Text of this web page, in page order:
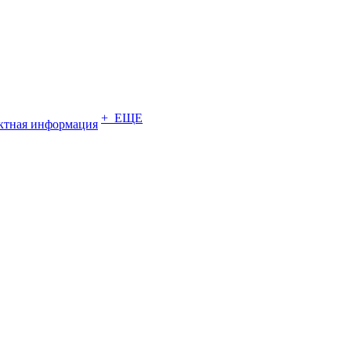
информация + ЕЩЕ